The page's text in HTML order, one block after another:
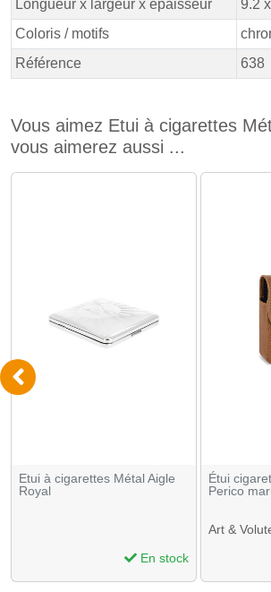
Longueur x largeur x épaisseur
9.2
Coloris / motifs
Référence
638
Vous aimez Etui à cigarettes
vous aimerez aussi ...
Etui à cigarettes Métal Aigle
Royal
En stock
Étui
Perico
Art &